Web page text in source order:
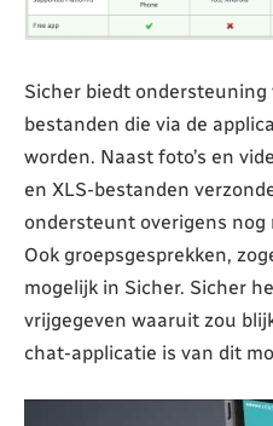
Sicher biedt ondersteuning
bestanden die via de
worden. Naast foto’s en
en XLS-bestanden
ondersteunt overigens
Ook groepsgesprekken,
mogelijk in Sicher. Sicher
vrijgegeven waaruit zou
chat-applicatie is van dit